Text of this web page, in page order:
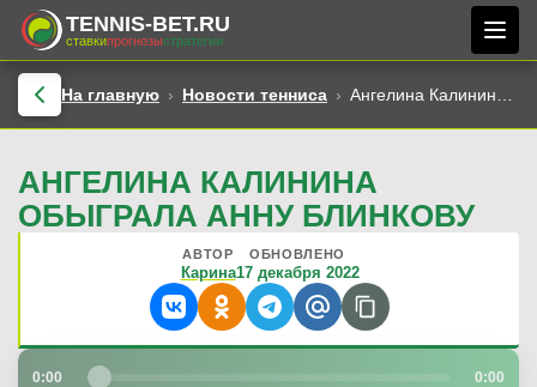
TENNIS-BET.RU
ставкипрогнозыстратегии
На главную Новости тенниса Ангелина Калинина обыграла Анну Блинкову
АНГЕЛИНА КАЛИНИНА
ОБЫГРАЛА АННУ БЛИНКОВУ
АВТОР
Карина
ОБНОВЛЕНО
17 декабря 2022
0:00 0:00